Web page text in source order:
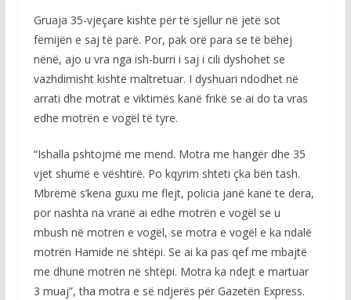
Gruaja 35-vjeçare kishte për të sjellur në jetë sot
fëmijën e saj të parë. Por, pak orë para se të bëhej
nënë, ajo u vra nga ish-burri i saj i cili dyshohet se
vazhdimisht kishte maltretuar. I dyshuari ndodhet në
arrati dhe motrat e viktimës kanë frikë se ai do ta vras
edhe motrën e vogël të tyre.
“Ishalla pshtojmë me mend. Motra me hangër dhe 35
vjet shumë e vështirë. Po kqyrim shteti çka bën tash.
Mbrëmë s’kena guxu me flejt, policia janë kanë te dera,
por nashta na vranë ai edhe motrën e vogël se u
mbush në motrën e vogël, se motra e vogël e ka ndalë
motrën Hamide në shtëpi. Se ai ka pas qef me mbajtë
me dhunë motrën në shtëpi. Motra ka ndejt e martuar
3 muaj”, tha motra e së ndjerës për Gazetën Express.